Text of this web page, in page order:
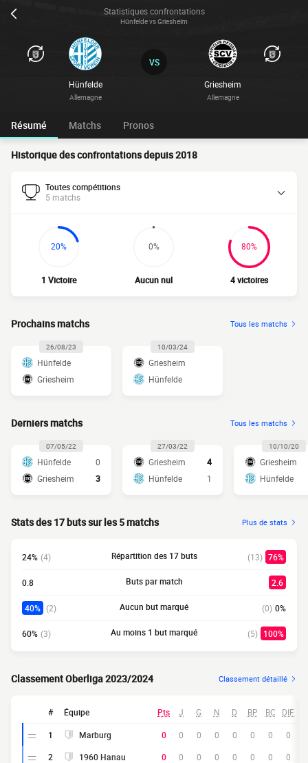
Statistiques confrontations
Hünfelde vs Griesheim
Hünfelde
Allemagne
Griesheim
Allemagne
VS
Résumé Matchs Pronos
Historique des confrontations depuis 2018
Toutes compétitions
5 matchs
20%
1 Victoire
0%
Aucun nul
80%
4 victoires
Prochains matchs Tous les matchs
26/08/23
Hünfelde
Griesheim
10/03/24
Griesheim
Hünfelde
Derniers matchs Tous les matchs
07/05/22
Hünfelde
0
Griesheim
3
27/03/22
Griesheim
4
Hünfelde
1
10/10/20
Griesheim
Hünfelde
Stats des 17 buts sur les 5 matchs Plus de stats
24% (4) Répartition des 17 buts (13) 76%
0.8 Buts par match 2.6
40% (2) Aucun but marqué (0) 0%
60% (3) Au moins 1 but marqué (5) 100%
Classement Oberliga 2023/2024 Classement détaillé
# Équipe Pts J G N D BP BC DIF
1 Marburg 0 0 0 0 0 0 0
0
2
1960 Hanau 0 0 0 0 0 0 0
0